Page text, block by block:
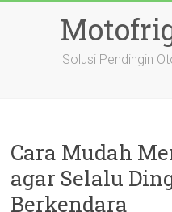
Solusi Pendingin
Cara Mudah
agar Selalu
Berkendara